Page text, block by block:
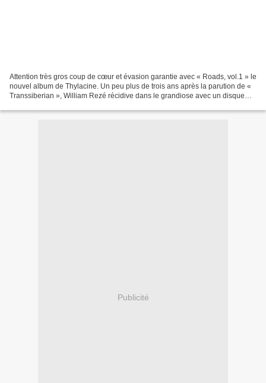
Attention très gros coup de cœur et évasion garantie avec « Roads, vol.1 » le
nouvel album de Thylacine. Un peu plus de trois ans après la parution de «
Transsiberian », William Rezé récidive dans le grandiose avec un disque
Publicité